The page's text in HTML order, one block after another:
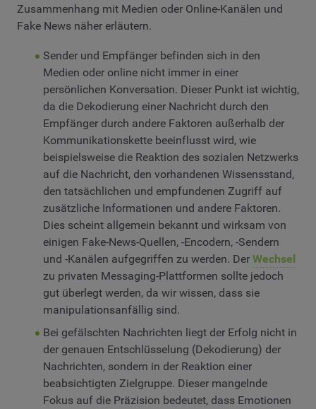
Zusammenhang mit Medien oder Online-Kanälen und
Fake News näher erläutern.
Sender und Empfänger befinden sich in den
Medien oder online nicht immer in einer
persönlichen Konversation. Dieser Punkt ist wichtig,
da die Dekodierung einer Nachricht durch den
Empfänger durch andere Faktoren außerhalb der
Kommunikationskette beeinflusst wird, wie
beispielsweise die Reaktion des sozialen Netzwerks
auf die Nachricht, den vorhandenen Wissensstand,
den tatsächlichen und empfundenen Zugriff auf
zusätzliche Informationen und andere Faktoren.
Dies scheint allgemein bekannt und wirksam von
einigen Fake-News-Quellen, -Encodern, -Sendern
und -Kanälen aufgegriffen zu werden. Der Wechsel
zu privaten Messaging-Plattformen sollte jedoch
gut überlegt werden, da wir wissen, dass sie
manipulationsanfällig sind.
Bei gefälschten Nachrichten liegt der Erfolg nicht in
der genauen Entschlüsselung (Dekodierung) der
Nachrichten, sondern in der Reaktion einer
beabsichtigten Zielgruppe. Dieser mangelnde
Fokus auf die Präzision bedeutet, dass Emotionen